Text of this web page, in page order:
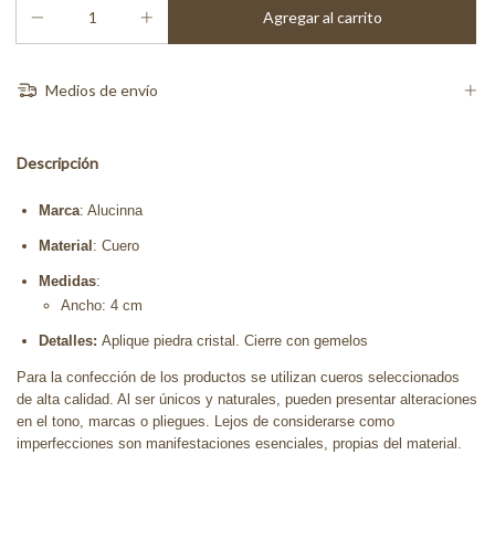
Medios de envío
Descripción
Marca: Alucinna
Material : Cuero
Medidas:
Ancho: 4 cm
Detalles: Aplique piedra cristal. Cierre con gemelos
Para la confección de los productos se utilizan cueros seleccionados
de alta calidad. Al ser únicos y naturales, pueden presentar alteraciones
en el tono, marcas o pliegues. Lejos de considerarse como
imperfecciones son manifestaciones esenciales, propias del material.